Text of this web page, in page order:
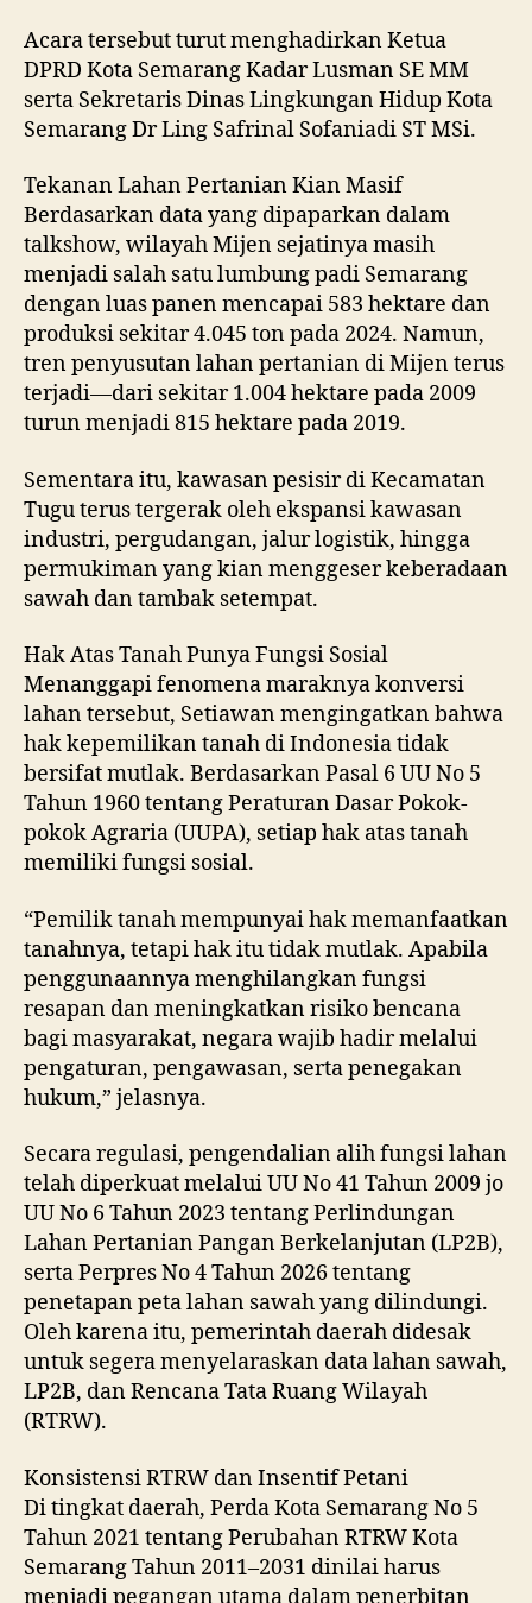
Acara tersebut turut menghadirkan Ketua
DPRD Kota Semarang Kadar Lusman SE MM
serta Sekretaris Dinas Lingkungan Hidup Kota
Semarang Dr Ling Safrinal Sofaniadi ST MSi.
Tekanan Lahan Pertanian Kian Masif
Berdasarkan data yang dipaparkan dalam
talkshow, wilayah Mijen sejatinya masih
menjadi salah satu lumbung padi Semarang
dengan luas panen mencapai 583 hektare dan
produksi sekitar 4.045 ton pada 2024. Namun,
tren penyusutan lahan pertanian di Mijen terus
terjadi—dari sekitar 1.004 hektare pada 2009
turun menjadi 815 hektare pada 2019.
Sementara itu, kawasan pesisir di Kecamatan
Tugu terus tergerak oleh ekspansi kawasan
industri, pergudangan, jalur logistik, hingga
permukiman yang kian menggeser keberadaan
sawah dan tambak setempat.
Hak Atas Tanah Punya Fungsi Sosial
Menanggapi fenomena maraknya konversi
lahan tersebut, Setiawan mengingatkan bahwa
hak kepemilikan tanah di Indonesia tidak
bersifat mutlak. Berdasarkan Pasal 6 UU No 5
Tahun 1960 tentang Peraturan Dasar Pokok-
pokok Agraria (UUPA), setiap hak atas tanah
memiliki fungsi sosial.
“Pemilik tanah mempunyai hak memanfaatkan
tanahnya, tetapi hak itu tidak mutlak. Apabila
penggunaannya menghilangkan fungsi
resapan dan meningkatkan risiko bencana
bagi masyarakat, negara wajib hadir melalui
pengaturan, pengawasan, serta penegakan
hukum,” jelasnya.
Secara regulasi, pengendalian alih fungsi lahan
telah diperkuat melalui UU No 41 Tahun 2009 jo
UU No 6 Tahun 2023 tentang Perlindungan
Lahan Pertanian Pangan Berkelanjutan (LP2B),
serta Perpres No 4 Tahun 2026 tentang
penetapan peta lahan sawah yang dilindungi.
Oleh karena itu, pemerintah daerah didesak
untuk segera menyelaraskan data lahan sawah,
LP2B, dan Rencana Tata Ruang Wilayah
(RTRW).
Konsistensi RTRW dan Insentif Petani
Di tingkat daerah, Perda Kota Semarang No 5
Tahun 2021 tentang Perubahan RTRW Kota
Semarang Tahun 2011–2031 dinilai harus
menjadi pegangan utama dalam penerbitan